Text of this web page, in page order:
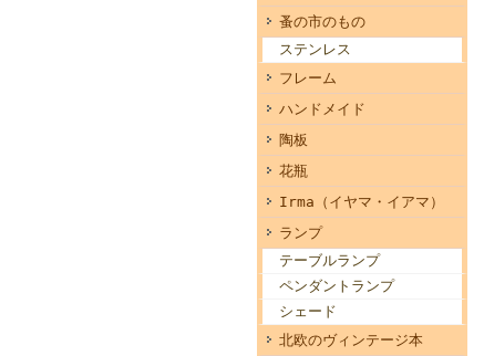
蚤の市のもの
ステンレス
フレーム
ハンドメイド
陶板
花瓶
Irma（イヤマ・イアマ）
ランプ
テーブルランプ
ペンダントランプ
シェード
北欧のヴィンテージ本